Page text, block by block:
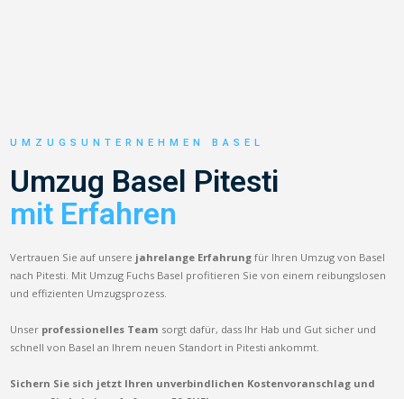
UMZUGSUNTERNEHMEN BASEL
Umzug Basel Pitesti
mit Erfahren
Vertrauen Sie auf unsere jahrelange Erfahrung für Ihren Umzug von Basel
nach Pitesti. Mit Umzug Fuchs Basel profitieren Sie von einem reibungslosen
und effizienten Umzugsprozess.
Unser professionelles Team sorgt dafür, dass Ihr Hab und Gut sicher und
schnell von Basel an Ihrem neuen Standort in Pitesti ankommt.
Sichern Sie sich jetzt Ihren unverbindlichen Kostenvoranschlag und